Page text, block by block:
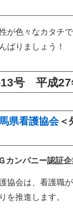
が色々なカタチ
ばりましょう！
13号 平成27
県看護協会 ＜
カンパニー認証企
協会は、看護職
を推進します。